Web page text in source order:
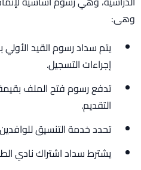
وهى:
إجراءات التسجيل.
التقديم.
تحدد خدمة التنسيق للوافدين
يشترط سداد اشتراك نادي الطلاب